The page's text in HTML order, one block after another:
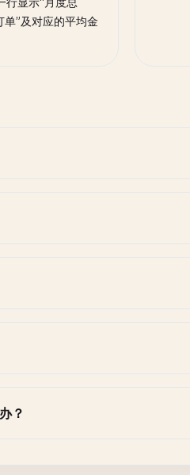
”及对应的平均金
？